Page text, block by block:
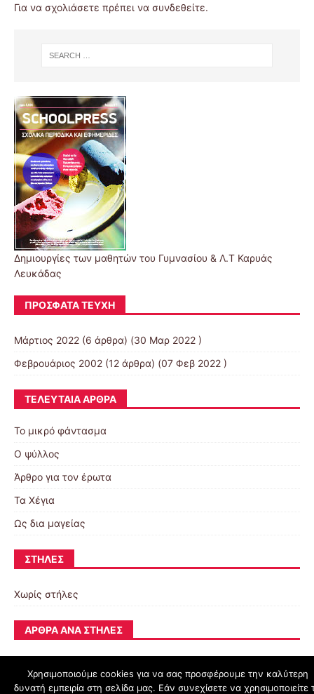
Για να σχολιάσετε πρέπει να συνδεθείτε.
Δημιουργίες των μαθητών του Γυμνασίου & Λ.Τ Καρυάς
Λευκάδας
ΠΡΌΣΦΑΤΑ ΤΕΎΧΗ
Μάρτιος 2022 (6 άρθρα) (30 Μαρ 2022 )
Φεβρουάριος 2002 (12 άρθρα) (07 Φεβ 2022 )
ΤΕΛΕΥΤΑΊΑ ΆΡΘΡΑ
Το μικρό φάντασμα
Ο ψύλλος
Άρθρο για τον έρωτα
Τα Χέγια
Ως δια μαγείας
ΣΤΉΛΕΣ
Χωρίς στήλες
ΆΡΘΡΑ ΑΝΆ ΣΤΉΛΕΣ
Χρησιμοποιούμε cookies για να σας προσφέρουμε την καλύτερη
δυνατή εμπειρία στη σελίδα μας. Εάν συνεχίσετε να χρησιμοποιείτε